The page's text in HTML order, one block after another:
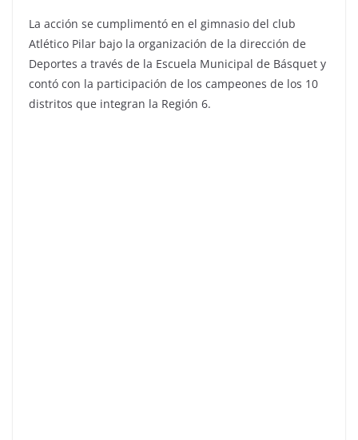
La acción se cumplimentó en el gimnasio del club
Atlético Pilar bajo la organización de la dirección de
Deportes a través de la Escuela Municipal de Básquet y
contó con la participación de los campeones de los 10
distritos que integran la Región 6.